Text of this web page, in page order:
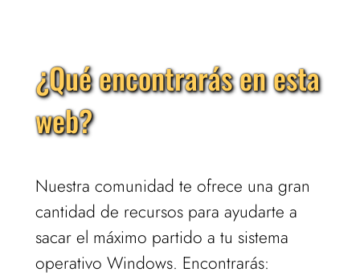
¿Qué encontrarás en esta
web?
Nuestra comunidad te ofrece una gran
cantidad de recursos para ayudarte a
sacar el máximo partido a tu sistema
operativo Windows. Encontrarás: